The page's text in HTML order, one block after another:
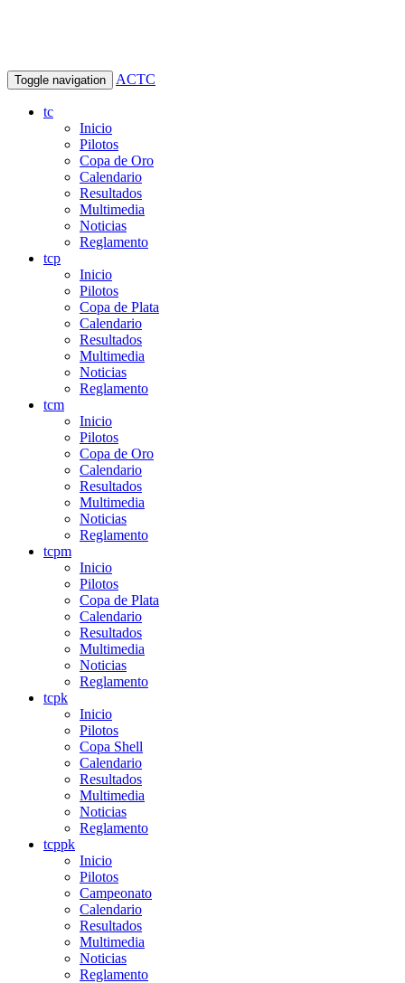
Toggle navigation ACTC
tc
Inicio
Pilotos
Copa de Oro
Calendario
Resultados
Multimedia
Noticias
Reglamento
tcp
Inicio
Pilotos
Copa de Plata
Calendario
Resultados
Multimedia
Noticias
Reglamento
tcm
Inicio
Pilotos
Copa de Oro
Calendario
Resultados
Multimedia
Noticias
Reglamento
tcpm
Inicio
Pilotos
Copa de Plata
Calendario
Resultados
Multimedia
Noticias
Reglamento
tcpk
Inicio
Pilotos
Copa Shell
Calendario
Resultados
Multimedia
Noticias
Reglamento
tcppk
Inicio
Pilotos
Campeonato
Calendario
Resultados
Multimedia
Noticias
Reglamento